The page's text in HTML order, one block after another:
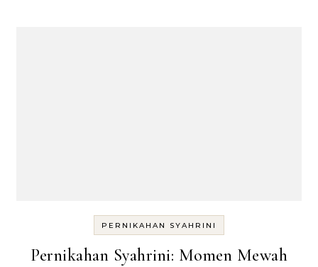
PERNIKAHAN SYAHRINI
Pernikahan Syahrini: Momen Mewah